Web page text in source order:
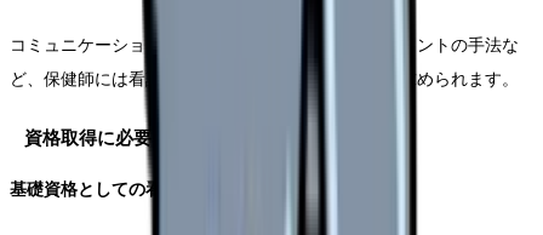
コミュニケーション能力や統計分析力、地域アセスメントの手法な
ど、保健師には看護師とは異なる専門的なスキルが求められます。
資格取得に必要な要件
基礎資格としての看護師免許